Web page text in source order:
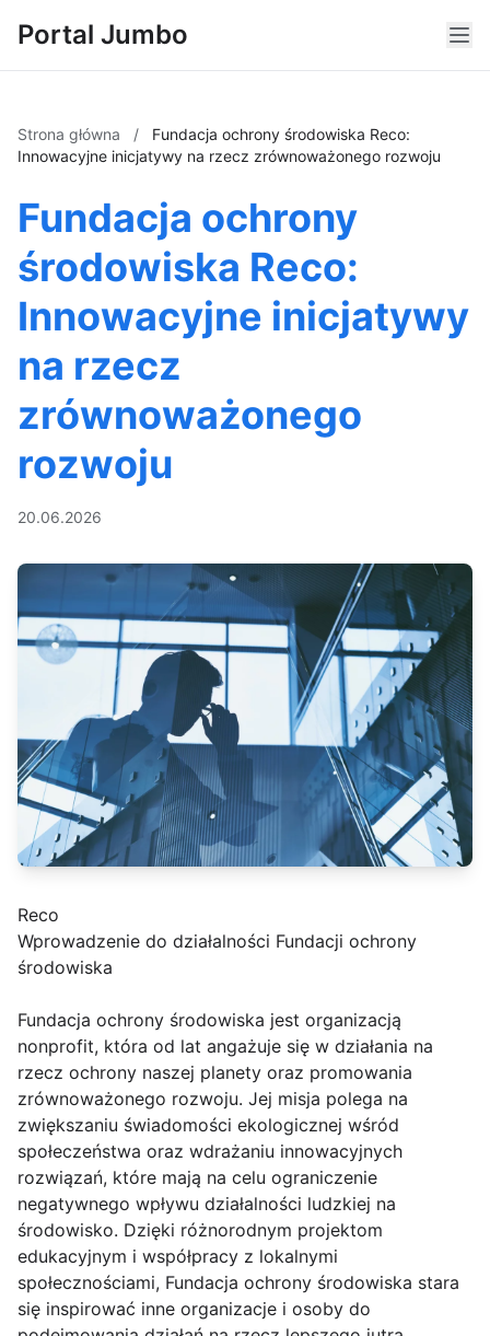
Portal Jumbo
Strona główna /
Fundacja ochrony środowiska Reco:
Innowacyjne inicjatywy na rzecz zrównoważonego rozwoju
Fundacja ochrony
środowiska Reco:
Innowacyjne inicjatywy
na rzecz
zrównoważonego
rozwoju
20.06.2026
Reco
Wprowadzenie do działalności Fundacji ochrony
środowiska
Fundacja ochrony środowiska jest organizacją
nonprofit, która od lat angażuje się w działania na
rzecz ochrony naszej planety oraz promowania
zrównoważonego rozwoju. Jej misja polega na
zwiększaniu świadomości ekologicznej wśród
społeczeństwa oraz wdrażaniu innowacyjnych
rozwiązań, które mają na celu ograniczenie
negatywnego wpływu działalności ludzkiej na
środowisko. Dzięki różnorodnym projektom
edukacyjnym i współpracy z lokalnymi
społecznościami, Fundacja ochrony środowiska stara
się inspirować inne organizacje i osoby do